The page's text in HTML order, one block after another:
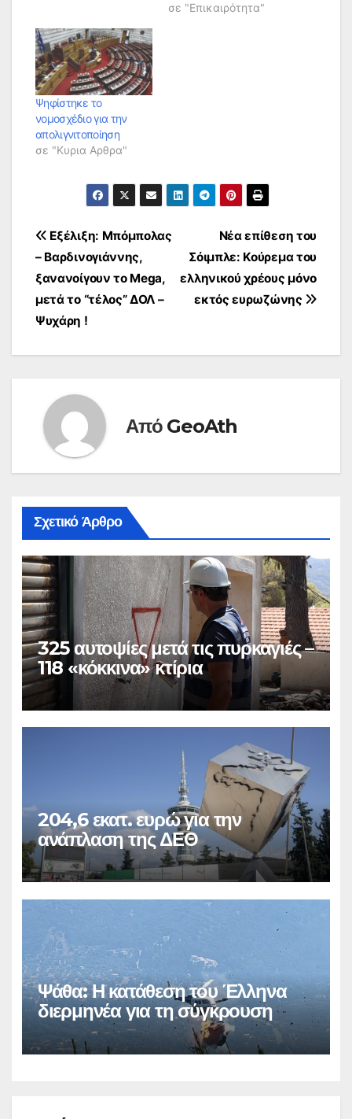
σε "Επικαιρότητα"
Ψηφίστηκε το
νομοσχέδιο για την
απολιγνιτοποίηση
σε "Κυρια Αρθρα"
Πλοήγηση
άρθρων
Νέα επίθεση του
Σόιμπλε: Κούρεμα του
ελληνικού χρέους μόνο
εκτός ευρωζώνης
Εξέλιξη: Μπόμπολας
– Βαρδινογιάννης,
ξανανοίγουν το Mega,
μετά το “τέλος” ΔΟΛ –
Ψυχάρη !
Από GeoAth
Σχετικό Άρθρο
325 αυτοψίες μετά τις πυρκαγιές –
118 «κόκκινα» κτίρια
204,6 εκατ. ευρώ για την
ανάπλαση της ΔΕΘ
Ψάθα: Η κατάθεση του Έλληνα
διερμηνέα για τη σύγκρουση